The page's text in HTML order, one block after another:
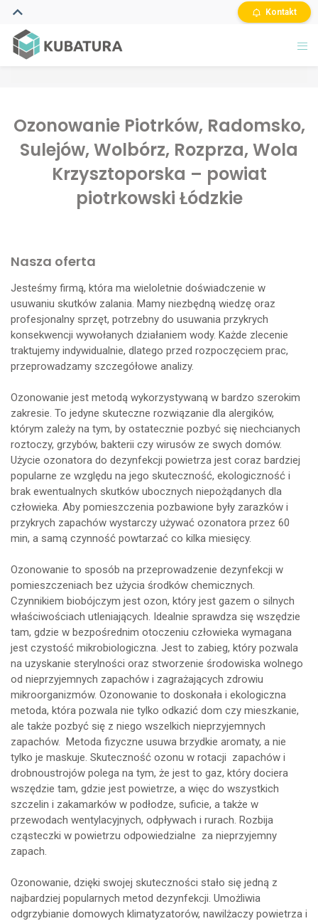
Kontakt
Ozonowanie Piotrków, Radomsko,
Sulejów, Wolbórz, Rozprza, Wola
Krzysztoporska – powiat
piotrkowski Łódzkie
Nasza oferta
Jesteśmy firmą, która ma wieloletnie doświadczenie w
usuwaniu skutków zalania. Mamy niezbędną wiedzę oraz
profesjonalny sprzęt, potrzebny do usuwania przykrych
konsekwencji wywołanych działaniem wody. Każde zlecenie
traktujemy indywidualnie, dlatego przed rozpoczęciem prac,
przeprowadzamy szczegółowe analizy.
Ozonowanie jest metodą wykorzystywaną w bardzo szerokim
zakresie. To jedyne skuteczne rozwiązanie dla alergików,
którym zależy na tym, by ostatecznie pozbyć się niechcianych
roztoczy, grzybów, bakterii czy wirusów ze swych domów.
Użycie ozonatora do dezynfekcji powietrza jest coraz bardziej
popularne ze względu na jego skuteczność, ekologiczność i
brak ewentualnych skutków ubocznych niepożądanych dla
człowieka. Aby pomieszczenia pozbawione były zarazków i
przykrych zapachów wystarczy używać ozonatora przez 60
min, a samą czynność powtarzać co kilka miesięcy.
Ozonowanie to sposób na przeprowadzenie dezynfekcji w
pomieszczeniach bez użycia środków chemicznych.
Czynnikiem biobójczym jest ozon, który jest gazem o silnych
właściwościach utleniających. Idealnie sprawdza się wszędzie
tam, gdzie w bezpośrednim otoczeniu człowieka wymagana
jest czystość mikrobiologiczna. Jest to zabieg, który pozwala
na uzyskanie sterylności oraz stworzenie środowiska wolnego
od nieprzyjemnych zapachów i zagrażających zdrowiu
mikroorganizmów. Ozonowanie to doskonała i ekologiczna
metoda, która pozwala nie tylko odkazić dom czy mieszkanie,
ale także pozbyć się z niego wszelkich nieprzyjemnych
zapachów. Metoda fizyczne usuwa brzydkie aromaty, a nie
tylko je maskuje. Skuteczność ozonu w rotacji zapachów i
drobnoustrojów polega na tym, że jest to gaz, który dociera
wszędzie tam, gdzie jest powietrze, a więc do wszystkich
szczelin i zakamarków w podłodze, suficie, a także w
przewodach wentylacyjnych, odpływach i rurach. Rozbija
cząsteczki w powietrzu odpowiedzialne za nieprzyjemny
zapach.
Ozonowanie, dzięki swojej skuteczności stało się jedną z
najbardziej popularnych metod dezynfekcji. Umożliwia
odgrzybianie domowych klimatyzatorów, nawilżaczy powietrza i